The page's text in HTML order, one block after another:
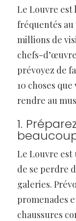
Le Louvre est
fréquentés au
millions de
chefs-
prévoyez de
10 choses
rendre au
1.
Le Louvre est
de se perdre
galeries.
promenades
chaussures